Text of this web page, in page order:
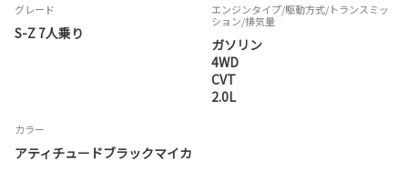
グレード
S-Z 7人乗り
エンジンタイプ/駆動方式/トランスミッ
ション/排気量
ガソリン
4WD
CVT
2.0L
カラー
アティチュードブラックマイカ